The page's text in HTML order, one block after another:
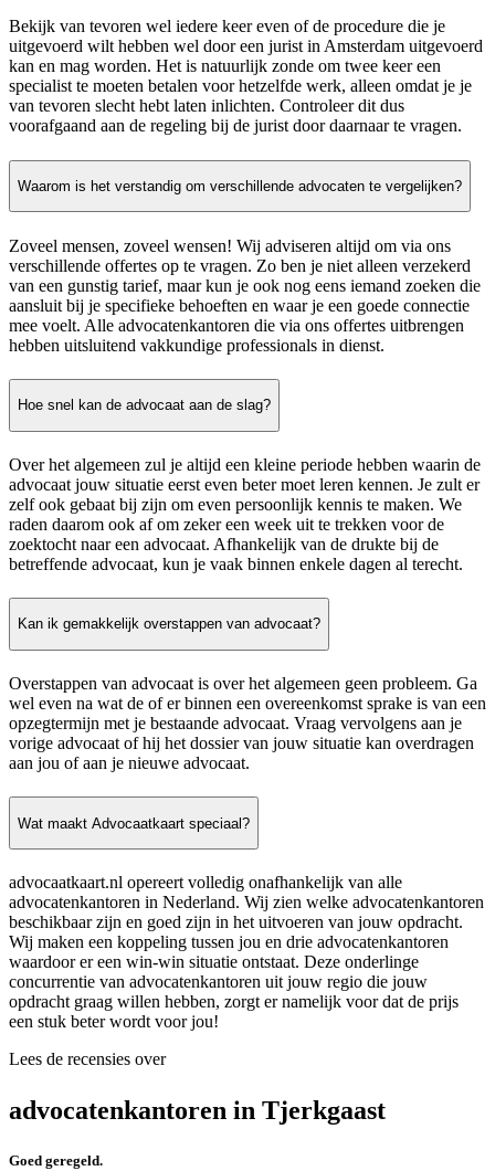
Bekijk van tevoren wel iedere keer even of de procedure die je
uitgevoerd wilt hebben wel door een jurist in Amsterdam uitgevoerd
kan en mag worden. Het is natuurlijk zonde om twee keer een
specialist te moeten betalen voor hetzelfde werk, alleen omdat je je
van tevoren slecht hebt laten inlichten. Controleer dit dus
voorafgaand aan de regeling bij de jurist door daarnaar te vragen.
Waarom is het verstandig om verschillende advocaten te vergelijken?
Zoveel mensen, zoveel wensen! Wij adviseren altijd om via ons
verschillende offertes op te vragen. Zo ben je niet alleen verzekerd
van een gunstig tarief, maar kun je ook nog eens iemand zoeken die
aansluit bij je specifieke behoeften en waar je een goede connectie
mee voelt. Alle advocatenkantoren die via ons offertes uitbrengen
hebben uitsluitend vakkundige professionals in dienst.
Hoe snel kan de advocaat aan de slag?
Over het algemeen zul je altijd een kleine periode hebben waarin de
advocaat jouw situatie eerst even beter moet leren kennen. Je zult er
zelf ook gebaat bij zijn om even persoonlijk kennis te maken. We
raden daarom ook af om zeker een week uit te trekken voor de
zoektocht naar een advocaat. Afhankelijk van de drukte bij de
betreffende advocaat, kun je vaak binnen enkele dagen al terecht.
Kan ik gemakkelijk overstappen van advocaat?
Overstappen van advocaat is over het algemeen geen probleem. Ga
wel even na wat de of er binnen een overeenkomst sprake is van een
opzegtermijn met je bestaande advocaat. Vraag vervolgens aan je
vorige advocaat of hij het dossier van jouw situatie kan overdragen
aan jou of aan je nieuwe advocaat.
Wat maakt Advocaatkaart speciaal?
advocaatkaart.nl opereert volledig onafhankelijk van alle
advocatenkantoren in Nederland. Wij zien welke advocatenkantoren
beschikbaar zijn en goed zijn in het uitvoeren van jouw opdracht.
Wij maken een koppeling tussen jou en drie advocatenkantoren
waardoor er een win-win situatie ontstaat. Deze onderlinge
concurrentie van advocatenkantoren uit jouw regio die jouw
opdracht graag willen hebben, zorgt er namelijk voor dat de prijs
een stuk beter wordt voor jou!
Lees de recensies over
advocatenkantoren in Tjerkgaast
Goed geregeld.